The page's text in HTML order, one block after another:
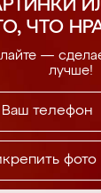
ЧТО
—
лучше!
фото